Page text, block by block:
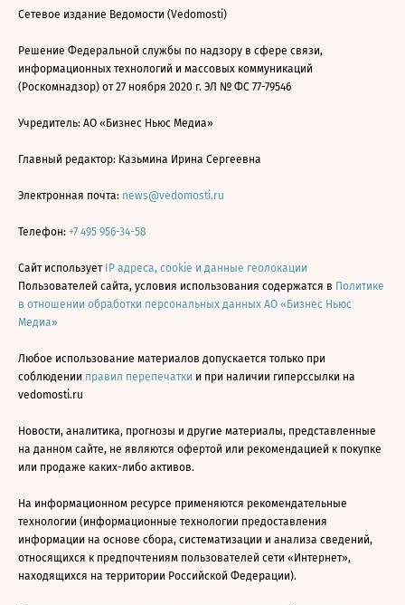
Сетевое издание Ведомости (Vedomosti)
Решение Федеральной службы по надзору в сфере связи,
информационных технологий и массовых коммуникаций
(Роскомнадзор) от 27 ноября 2020 г. ЭЛ № ФС 77-79546
Учредитель: АО «Бизнес Ньюс Медиа»
Главный редактор: Казьмина Ирина Сергеевна
Электронная почта: news@vedomosti.ru
Телефон: +7 495 956-34-58
Сайт использует IP адреса, cookie и данные геолокации
Пользователей сайта, условия использования содержатся в Политике
в отношении обработки персональных данных АО «Бизнес Ньюс
Медиа»
Любое использование материалов допускается только при
соблюдении правил перепечатки и при наличии гиперссылки на
vedomosti.ru
Новости, аналитика, прогнозы и другие материалы, представленные
на данном сайте, не являются офертой или рекомендацией к покупке
или продаже каких-либо активов.
На информационном ресурсе применяются рекомендательные
технологии (информационные технологии предоставления
информации на основе сбора, систематизации и анализа сведений,
относящихся к предпочтениям пользователей сети «Интернет»,
находящихся на территории Российской Федерации).